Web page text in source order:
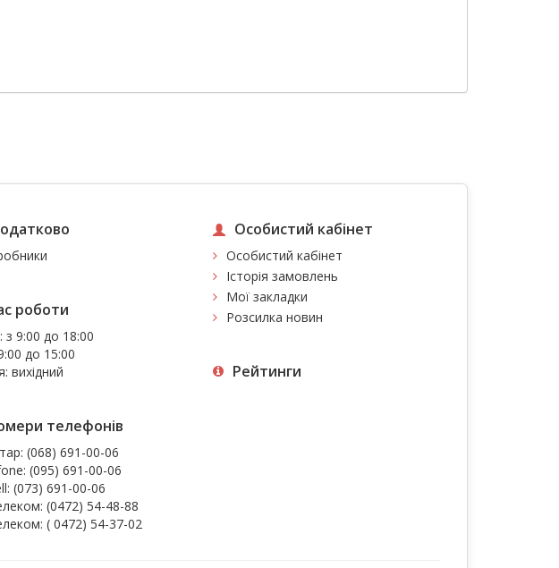
роботи
з 9:00 до 18:00
до 15:00
вихідний
телефонів
(068) 691-00-06
(095) 691-00-06
(073) 691-00-06
(0472) 54-48-88
( 0472) 54-37-02
Особистий кабінет
Особистий кабінет
Історія замовлень
Мої закладки
Розсилка новин
Рейтинги